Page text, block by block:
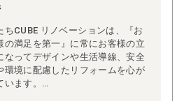
ちCUBE リノベーションは、『お
の満足を第一』に常にお客様の立
なってデザインや生活導線、安全
環境に配慮したリフォームを心が
います。